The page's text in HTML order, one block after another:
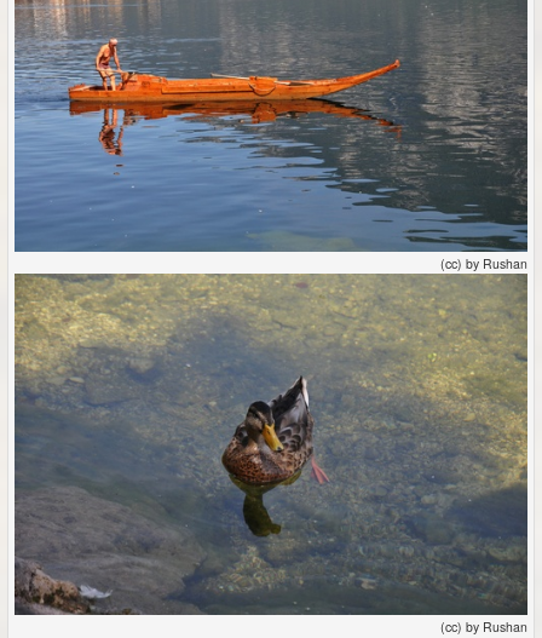
(cc) by Rushan
(cc) by Rushan